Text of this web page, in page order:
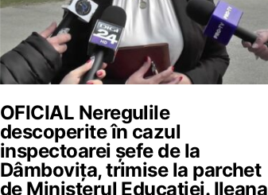
OFICIAL Neregulile
descoperite în cazul
inspectoarei șefe de la
Dâmbovița, trimise la parchet
de Ministerul Educației. Ileana